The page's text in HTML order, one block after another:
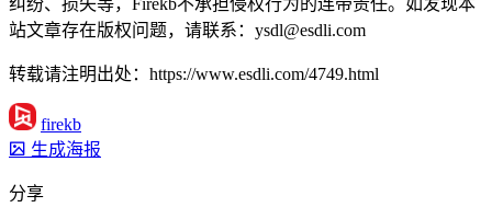
纠纷、损失等，Firekb不承担侵权行为的连带责任。如发现本
站文章存在版权问题，请联系：ysdl@esdli.com
转载请注明出处：https://www.esdli.com/4749.html
firekb
生成海报
分享